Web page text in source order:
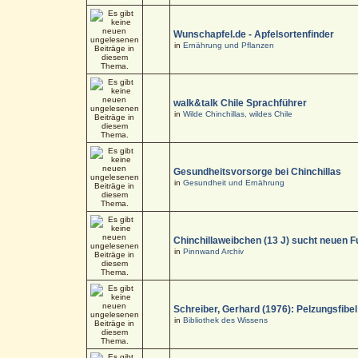
Wunschapfel.de - Apfelsortenfinder
in Ernährung und Pflanzen
walk&talk Chile Sprachführer
in Wilde Chinchillas, wildes Chile
Gesundheitsvorsorge bei Chinchillas
in Gesundheit und Ernährung
Chinchillaweibchen (13 J) sucht neuen
in Pinnwand Archiv
Schreiber, Gerhard (1976): Pelzungsfibel
in Bibliothek des Wissens